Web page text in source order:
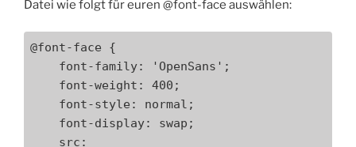
Datei wie folgt für euren @font-face auswählen:
@font-face {